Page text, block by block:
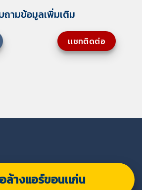
ถามข้อมูลเพิ่มเติม
เเชทติดต่อ
างแอร์ขอนเเก่น